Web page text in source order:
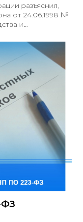
разъяснил,
от 24.06.1998 №
и
медицинских
ФЗ